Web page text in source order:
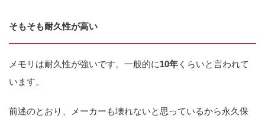
そもそも耐久性が高い
メモリは耐久性が強いです。一般的に10年 くらいと言われて
います。
前述のとおり、メーカーも壊れないと思っているから永久保